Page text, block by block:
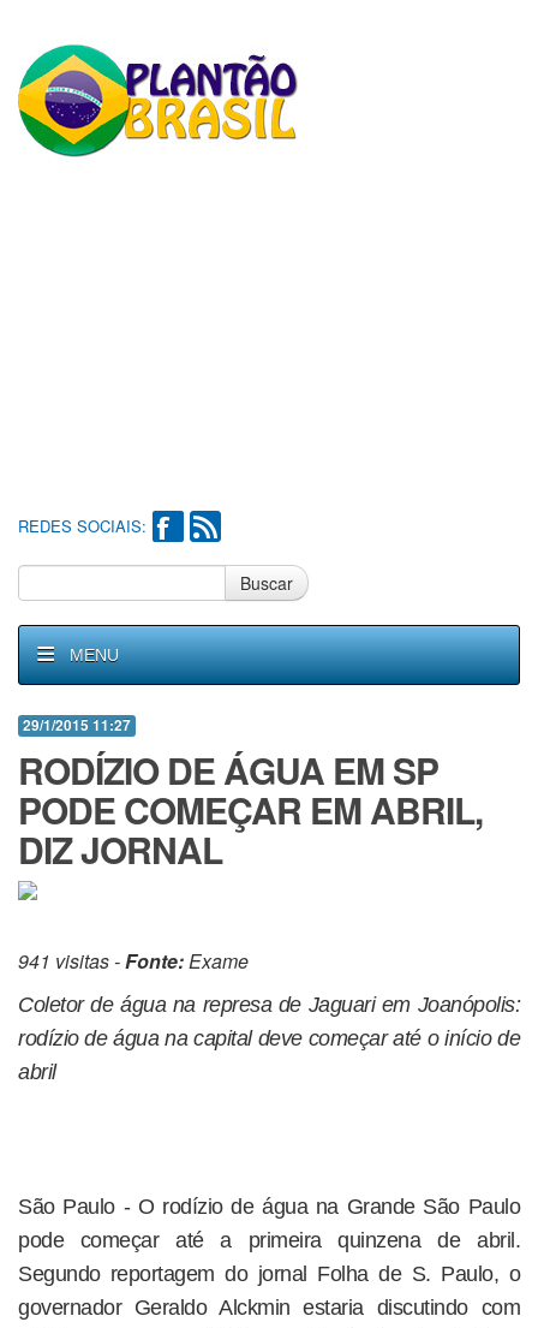
REDES SOCIAIS:
Buscar
MENU
29/1/2015 11:27
RODÍZIO DE ÁGUA EM SP
PODE COMEÇAR EM ABRIL,
DIZ JORNAL
941 visitas -Fonte:Exame
Coletor de água na represa de Jaguari em Joanópolis:
rodízio de água na capital deve começar até o início de
abril
São Paulo - O rodízio de água na Grande São Paulo
pode começar até a primeira quinzena de abril.
Segundo reportagem do jornal Folha de S. Paulo, o
governador Geraldo Alckmin estaria discutindo com